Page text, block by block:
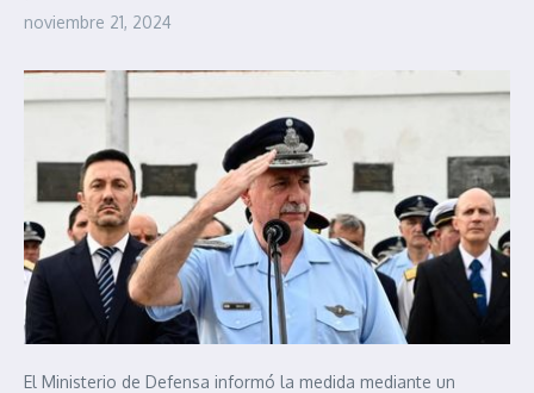
noviembre 21, 2024
El Ministerio de Defensa informó la medida mediante un